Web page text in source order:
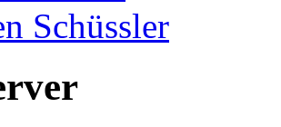
Schüssler